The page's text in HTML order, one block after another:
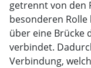
getrennt von den
besonderen
über eine Brücke
verbindet.
Verbindung,